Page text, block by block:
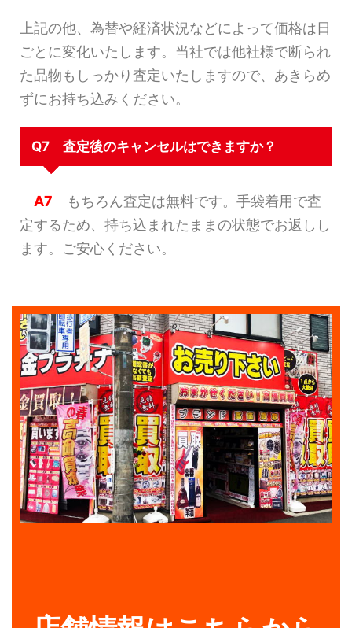
上記の他、為替や経済状況などによって価格は日
ごとに変化いたします。当社では他社様で断られ
た品物もしっかり査定いたしますので、あきらめ
ずにお持ち込みください。
Q7 査定後のキャンセルはできますか？
A7 もちろん査定は無料です。手袋着用で査
定するため、持ち込まれたままの状態でお返しし
ます。ご安心ください。